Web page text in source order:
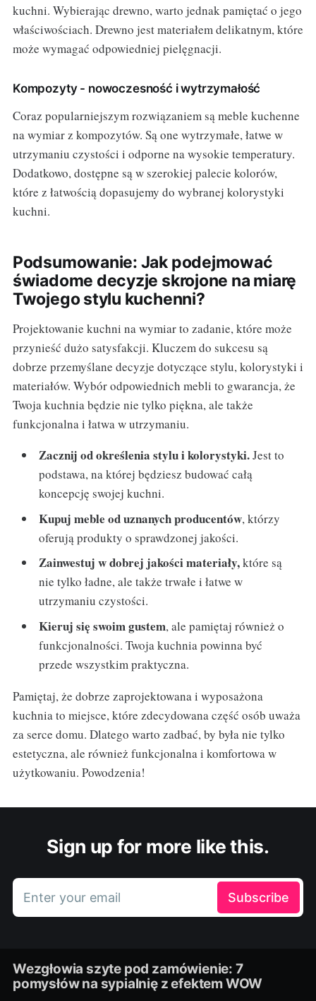
kuchni. Wybierając drewno, warto jednak pamiętać o jego
właściwościach. Drewno jest materiałem delikatnym, które
może wymagać odpowiedniej pielęgnacji.
Kompozyty - nowoczesność i wytrzymałość
Coraz popularniejszym rozwiązaniem są meble kuchenne
na wymiar z kompozytów. Są one wytrzymałe, łatwe w
utrzymaniu czystości i odporne na wysokie temperatury.
Dodatkowo, dostępne są w szerokiej palecie kolorów,
które z łatwością dopasujemy do wybranej kolorystyki
kuchni.
Podsumowanie: Jak podejmować
świadome decyzje skrojone na miarę
Twojego stylu kuchenni?
Projektowanie kuchni na wymiar to zadanie, które może
przynieść dużo satysfakcji. Kluczem do sukcesu są
dobrze przemyślane decyzje dotyczące stylu, kolorystyki i
materiałów. Wybór odpowiednich mebli to gwarancja, że
Twoja kuchnia będzie nie tylko piękna, ale także
funkcjonalna i łatwa w utrzymaniu.
Zacznij od określenia stylu i kolorystyki.Jest to
podstawa, na której będziesz budować całą
koncepcję swojej kuchni.
Kupuj meble od uznanych producentów, którzy
oferują produkty o sprawdzonej jakości.
Zainwestuj w dobrej jakości materiały,które są
nie tylko ładne, ale także trwałe i łatwe w
utrzymaniu czystości.
Kieruj się swoim gustem, ale pamiętaj również o
funkcjonalności. Twoja kuchnia powinna być
przede wszystkim praktyczna.
Pamiętaj, że dobrze zaprojektowana i wyposażona
kuchnia to miejsce, które zdecydowana część osób uważa
za serce domu. Dlatego warto zadbać, by była nie tylko
estetyczna, ale również funkcjonalna i komfortowa w
użytkowaniu. Powodzenia!
Sign up for more like this.
Enter your email Subscribe
Wezgłowia szyte pod zamówienie: 7
pomysłów na sypialnię z efektem WOW